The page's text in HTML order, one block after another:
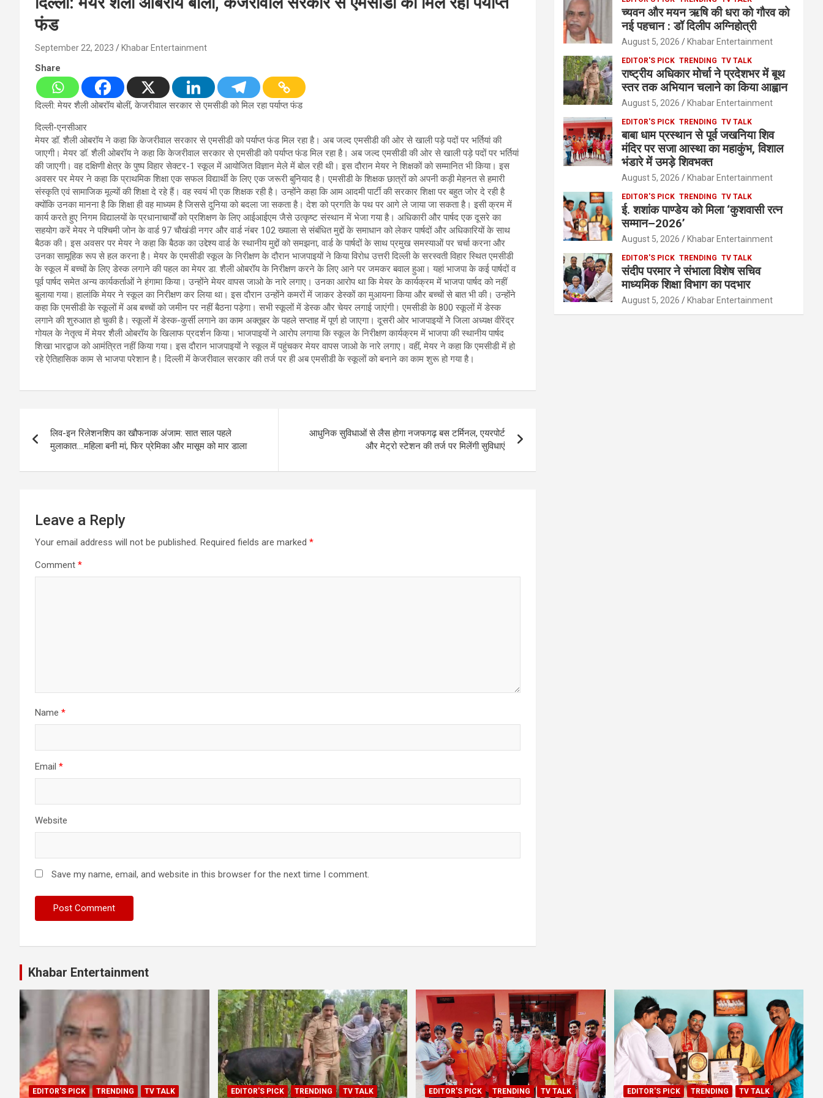
फंड
September 22, 2023 Khabar Entertainment
Share
दिल्ली: मेयर शैली ओबरॉय बोलीं, केजरीवाल सरकार से एमसीडी को मिल रहा पर्याप्त फंड
दिल्ली-एनसीआर
मेयर डॉ. शैली ओबरॉय ने कहा कि केजरीवाल सरकार से एमसीडी को पर्याप्त फंड मिल रहा है। अब जल्द एमसीडी की ओर से खाली पड़े पदों पर भर्तियां की
जाएगी। मेयर डॉ. शैली ओबरॉय ने कहा कि केजरीवाल सरकार से एमसीडी को पर्याप्त फंड मिल रहा है। अब जल्द एमसीडी की ओर से खाली पड़े पदों पर भर्तियां
की जाएगी। वह दक्षिणी क्षेत्र के पुष्प विहार सेक्टर-1 स्कूल में आयोजित विज्ञान मेले में बोल रही थी। इस दौरान मेयर ने शिक्षकों को सम्मानित भी किया। इस
अवसर पर मेयर ने कहा कि प्राथमिक शिक्षा एक सफल विद्यार्थी के लिए एक जरूरी बुनियाद है। एमसीडी के शिक्षक छात्रों को अपनी कड़ी मेहनत से हमारी
संस्कृति एवं सामाजिक मूल्यों की शिक्षा दे रहे हैं। वह स्वयं भी एक शिक्षक रही है। उन्होंने कहा कि आम आदमी पार्टी की सरकार शिक्षा पर बहुत जोर दे रही है
क्योंकि उनका मानना है कि शिक्षा ही वह माध्यम है जिससे दुनिया को बदला जा सकता है। देश को प्रगति के पथ पर आगे ले जाया जा सकता है। इसी क्रम में
कार्य करते हुए निगम विद्यालयों के प्रधानाचार्यों को प्रशिक्षण के लिए आईआईएम जैसे उत्कृष्ट संस्थान में भेजा गया है। अधिकारी और पार्षद एक दूसरे का
सहयोग करें मेयर ने पश्चिमी जोन के वार्ड 97 चौखंडी नगर और वार्ड नंबर 102 ख्याला से संबंधित मुद्दों के समाधान को लेकर पार्षदों और अधिकारियों के साथ
बैठक की। इस अवसर पर मेयर ने कहा कि बैठक का उद्देश्य वार्ड के स्थानीय मुद्दों को समझना, वार्ड के पार्षदों के साथ प्रमुख समस्याओं पर चर्चा करना और
उनका सामूहिक रूप से हल करना है। मेयर के एमसीडी स्कूल के निरीक्षण के दौरान भाजपाइयों ने किया विरोध उत्तरी दिल्ली के सरस्वती विहार स्थित एमसीडी
के स्कूल में बच्चों के लिए डेस्क लगाने की पहल का मेयर डा. शैली ओबरॉय के निरीक्षण करने के लिए आने पर जमकर बवाल हुआ। यहां भाजपा के कई पार्षदों व
पूर्व पार्षद समेत अन्य कार्यकर्ताओं ने हंगामा किया। उन्होंने मेयर वापस जाओ के नारे लगाए। उनका आरोप था कि मेयर के कार्यक्रम में भाजपा पार्षद को नहीं
बुलाया गया। हालांकि मेयर ने स्कूल का निरीक्षण कर लिया था। इस दौरान उन्होंने कमरों में जाकर डेस्कों का मुआयना किया और बच्चों से बात भी की। उन्होंने
कहा कि एमसीडी के स्कूलों में अब बच्चों को जमीन पर नहीं बैठना पड़ेगा। सभी स्कूलों में डेस्क और चेयर लगाई जाएंगी। एमसीडी के 800 स्कूलों में डेस्क
लगाने की शुरुआत हो चुकी है। स्कूलों में डेस्क-कुर्सी लगाने का काम अक्तूबर के पहले सप्ताह में पूर्ण हो जाएगा। दूसरी ओर भाजपाइयों नेे जिला अध्यक्ष वीरेंद्र
गोयल के नेतृत्व में मेयर शैली ओबरॉय के खिलाफ प्रदर्शन किया। भाजपाइयों ने आरोप लगाया कि स्कूल के निरीक्षण कार्यक्रम में भाजपा की स्थानीय पार्षद
शिखा भारद्वाज को आमंत्रित नहीं किया गया। इस दौरान भाजपाइयों ने स्कूल में पहुंचकर मेयर वापस जाओ के नारे लगाए। वहीं, मेयर ने कहा कि एमसीडी में हो
रहे ऐतिहासिक काम से भाजपा परेशान है। दिल्ली में केजरीवाल सरकार की तर्ज पर ही अब एमसीडी के स्कूलों को बनाने का काम शुरू हो गया है।
navigation
लिव-इन रिलेशनशिप का खौफनाक अंजाम: सात साल पहले
मुलाकात….महिला बनी मां, फिर प्रेमिका और मासूम को मार डाला
आधुनिक सुविधाओं से लैस होगा नजफगढ़ बस टर्मिनल, एयरपोर्ट
और मेट्रो स्टेशन की तर्ज पर मिलेंगी सुविधाएं
Leave a Reply
Your email address will not be published. Required fields are marked *
Comment *
Name *
Email *
Website
Save my name, email, and website in this browser for the next time I comment.
च्यवन और मयन ऋषि की धरा को गौरव को
नई पहचान : डॉ दिलीप अग्निहोत्री
August 5, 2026 Khabar Entertainment
EDITOR'S PICK TRENDING TV TALK
राष्ट्रीय अधिकार मोर्चा ने प्रदेशभर में बूथ
स्तर तक अभियान चलाने का किया आह्वान
August 5, 2026 Khabar Entertainment
EDITOR'S PICK TRENDING TV TALK
बाबा धाम प्रस्थान से पूर्व जखनिया शिव
मंदिर पर सजा आस्था का महाकुंभ, विशाल
भंडारे में उमड़े शिवभक्त
August 5, 2026 Khabar Entertainment
EDITOR'S PICK TRENDING TV TALK
ई. शशांक पाण्डेय को मिला ‘कुशवासी रत्न
सम्मान–2026’
August 5, 2026 Khabar Entertainment
EDITOR'S PICK TRENDING TV TALK
संदीप परमार ने संभाला विशेष सचिव
माध्यमिक शिक्षा विभाग का पदभार
August 5, 2026 Khabar Entertainment
Khabar Entertainment
EDITOR'S PICK TRENDING TV TALK EDITOR'S PICK TRENDING TV TALK EDITOR'S PICK TRENDING TV TALK EDITOR'S PICK TRENDING TV TALK